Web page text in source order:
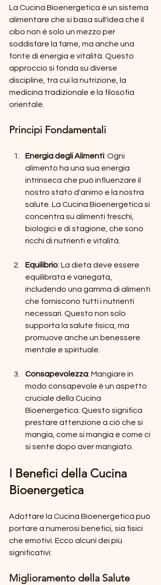
La Cucina Bioenergetica è un sistema
alimentare che si basa sull'idea che il
cibo non è solo un mezzo per
soddisfare la fame, ma anche una
fonte di energia e vitalità. Questo
approccio si fonda su diverse
discipline, tra cui la nutrizione, la
medicina tradizionale e la filosofia
orientale.
Principi Fondamentali
Energia degli Alimenti: Ogni
alimento ha una sua energia
intrinseca che può influenzare il
nostro stato d'animo e la nostra
salute. La Cucina Bioenergetica si
concentra su alimenti freschi,
biologici e di stagione, che sono
ricchi di nutrienti e vitalità.
Equilibrio: La dieta deve essere
equilibrata e variegata,
includendo una gamma di alimenti
che forniscono tutti i nutrienti
necessari. Questo non solo
supporta la salute fisica, ma
promuove anche un benessere
mentale e spirituale.
Consapevolezza: Mangiare in
modo consapevole è un aspetto
cruciale della Cucina
Bioenergetica. Questo significa
prestare attenzione a ciò che si
mangia, come si mangia e come ci
si sente dopo aver mangiato.
I Benefici della Cucina
Bioenergetica
Adottare la Cucina Bioenergetica può
portare a numerosi benefici, sia fisici
che emotivi. Ecco alcuni dei più
significativi:
Miglioramento della Salute